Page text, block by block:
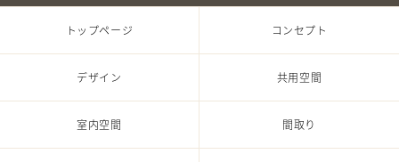
トップページ コンセプト
デザイン 共⽤空間
室内空間 間取り